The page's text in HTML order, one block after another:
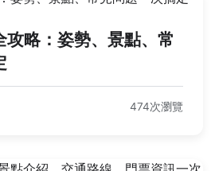
攻略：姿勢、景點、常
474次瀏覽